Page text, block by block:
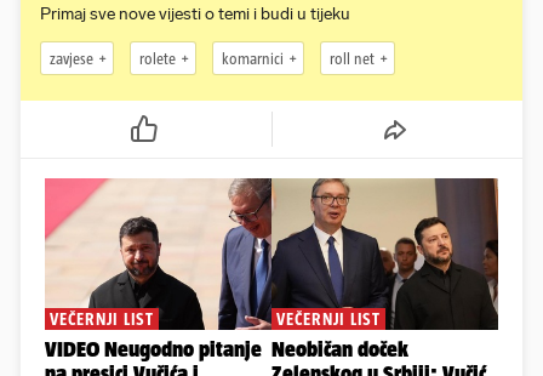
Primaj sve nove vijesti o temi i budi u tijeku
zavjese rolete komarnici roll net